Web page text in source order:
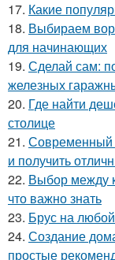
17. Какие
18. Выбираем
для начинающих
19. Сделай сам:
железных
20. Где найти
столице
21. Современный
и получить
22. Выбор между
что важно знать
23. Брус на
24. Создание
простые